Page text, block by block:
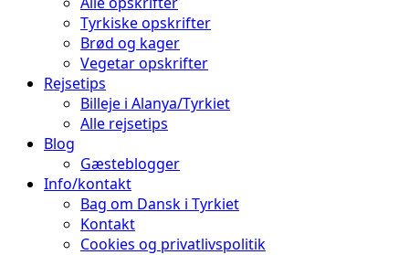
Tyrkiske opskrifter
Brød og kager
Vegetar opskrifter
Rejsetips
Billeje i Alanya/Tyrkiet
Alle rejsetips
Blog
Gæsteblogger
Info/kontakt
Bag om Dansk i Tyrkiet
Kontakt
Cookies og privatlivspolitik